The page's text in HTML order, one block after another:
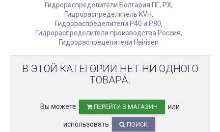
Гидрораспределители Болгария ПГ, РХ
Гидрораспределитель KVH
Гидрораспределители Р40 и Р80
Гидрораспределители производства Россия
Гидрораспределители Hairisen
В ЭТОЙ КАТЕГОРИИ НЕТ НИ ОДНОГО
ТОВАРА.
Вы можете ПЕРЕЙТИ В МАГАЗИН или
использовать ПОИСК